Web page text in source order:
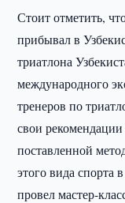
Стоит отметить,
прибывал в
триатлона
международного
тренеров по
свои
поставленной
этого вида спорта
провел мастер-